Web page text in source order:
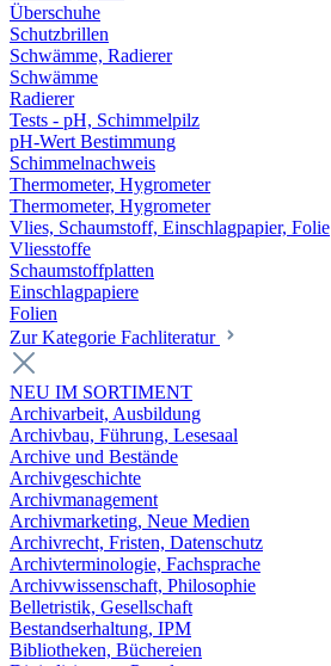
Überschuhe
Schutzbrillen
Schwämme, Radierer
Schwämme
Radierer
Tests - pH, Schimmelpilz
pH-Wert Bestimmung
Schimmelnachweis
Thermometer, Hygrometer
Thermometer, Hygrometer
Vlies, Schaumstoff, Einschlagpapier, Folie
Vliesstoffe
Schaumstoffplatten
Einschlagpapiere
Folien
Zur Kategorie Fachliteratur
NEU IM SORTIMENT
Archivarbeit, Ausbildung
Archivbau, Führung, Lesesaal
Archive und Bestände
Archivgeschichte
Archivmanagement
Archivmarketing, Neue Medien
Archivrecht, Fristen, Datenschutz
Archivterminologie, Fachsprache
Archivwissenschaft, Philosophie
Belletristik, Gesellschaft
Bestandserhaltung, IPM
Bibliotheken, Büchereien